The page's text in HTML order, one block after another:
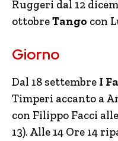
Ruggeri dal 12
ottobreTango con
Giorno
Dal 18 settembre I
Timperi accanto a
con Filippo Facci
13). Alle 14 Ore 14